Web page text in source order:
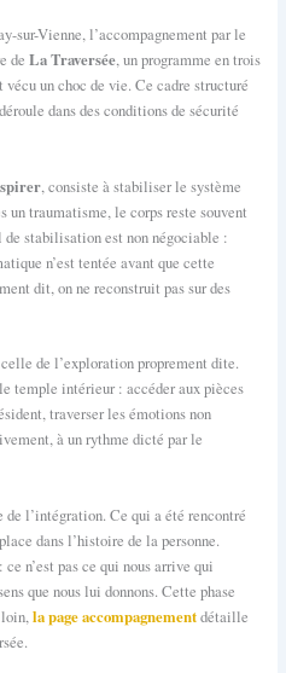
sur-Vienne, l’accompagnement par le
de La Traversée, un programme en trois
vécu un choc de vie. Ce cadre structuré
dans des conditions de sécurité
, consiste à stabiliser le système
un traumatisme, le corps reste souvent
stabilisation est non négociable :
n’est tentée avant que cette
dit, on ne reconstruit pas sur des
de l’exploration proprement dite.
temple intérieur : accéder aux pièces
traverser les émotions non
à un rythme dicté par le
de l’intégration. Ce qui a été rencontré
dans l’histoire de la personne.
n’est pas ce qui nous arrive qui
que nous lui donnons. Cette phase
loin,la page accompagnementdétaille